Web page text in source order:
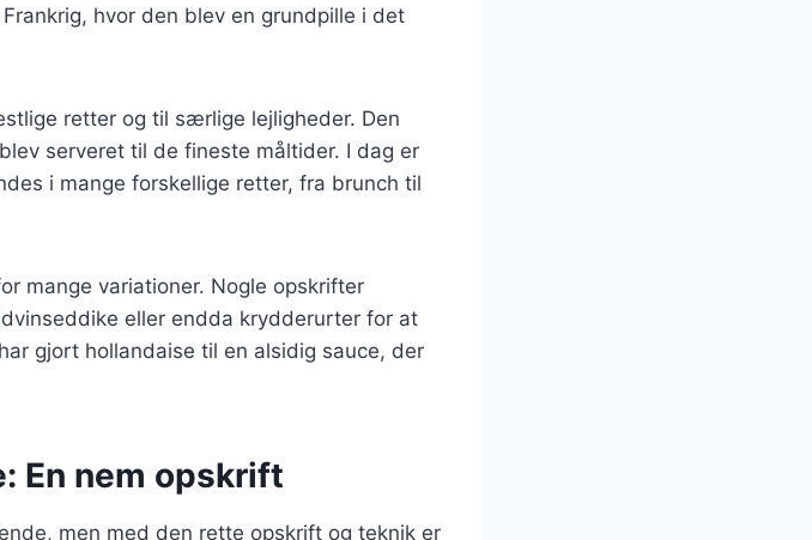
hvor den blev en grundpille i det
retter og til særlige lejligheder. Den
serveret til de fineste måltider. I dag er
i mange forskellige retter, fra brunch til
mange variationer. Nogle opskrifter
eller endda krydderurter for at
gjort hollandaise til en alsidig sauce, der
En nem opskrift
men med den rette opskrift og teknik er